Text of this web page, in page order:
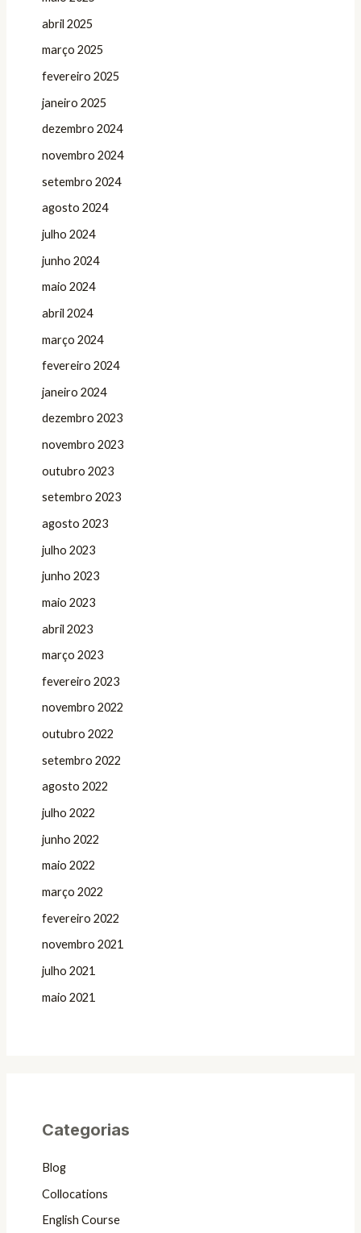
abril 2025
março 2025
fevereiro 2025
janeiro 2025
dezembro 2024
novembro 2024
setembro 2024
agosto 2024
julho 2024
junho 2024
maio 2024
abril 2024
março 2024
fevereiro 2024
janeiro 2024
dezembro 2023
novembro 2023
outubro 2023
setembro 2023
agosto 2023
julho 2023
junho 2023
maio 2023
abril 2023
março 2023
fevereiro 2023
novembro 2022
outubro 2022
setembro 2022
agosto 2022
julho 2022
junho 2022
maio 2022
março 2022
fevereiro 2022
novembro 2021
julho 2021
maio 2021
Categorias
Blog
Collocations
English Course